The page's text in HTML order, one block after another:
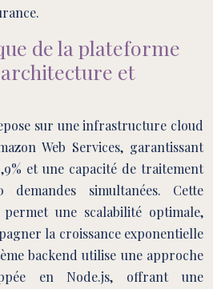
de la plateforme
et
sur une infrastructure cloud
Web Services, garantissant
et une capacité de traitement
simultanées. Cette
une scalabilité optimale,
la croissance exponentielle
backend utilise une approche
en Node.js, offrant une